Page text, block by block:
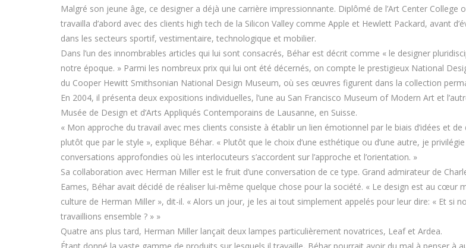
Malgré son jeune âge, ce designer a déjà une carrière impressionnante. Diplômé de l’Art Center College
travailla d’abord avec des clients high tech de la Silicon Valley comme Apple et Hewlett Packard, avant
dans les secteurs sportif, vestimentaire, technologique et mobilier.
Dans l’un des innombrables articles qui lui sont consacrés, Béhar est décrit comme « le designer
notre époque. » Parmi les nombreux prix qui lui ont été décernés, on compte le prestigieux National
du Cooper Hewitt Smithsonian National Design Museum, où ses œuvres figurent dans la collection
En 2004, il présenta deux expositions individuelles, l’une au San Francisco Museum of Modern Art et
Musée de Design et d’Arts Appliqués Contemporains de Lausanne, en Suisse.
« Mon approche du travail avec mes clients consiste à établir un lien émotionnel par le biais d’idées et de
plutôt que par le style », explique Béhar. « Plutôt que le choix d’une esthétique ou d’une autre, je
conversations approfondies où les interlocuteurs s’accordent sur l’approche et l’orientation. »
Sa collaboration avec Herman Miller est le fruit d’une conversation de ce type. Grand admirateur de
Eames, Béhar avait décidé de réaliser lui-même quelque chose pour la société. « Le design est au cœur
culture de Herman Miller », dit-il. « Alors un jour, je les ai tout simplement appelés pour leur dire: « Et si
travaillions ensemble ? » »
Quatre ans plus tard, Herman Miller lançait deux lampes particulièrement novatrices, Leaf et Ardea.